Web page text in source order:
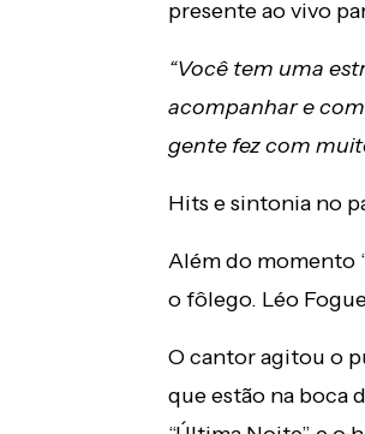
presente ao vivo
“Você tem uma
acompanhar e
gente fez com
Hits e sintonia no
Além do momento
o fôlego. Léo
O cantor agitou o
que estão na boca